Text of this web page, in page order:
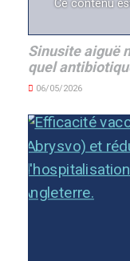
Ce contenu
Sinusite aiguë
quel
06/05/2026